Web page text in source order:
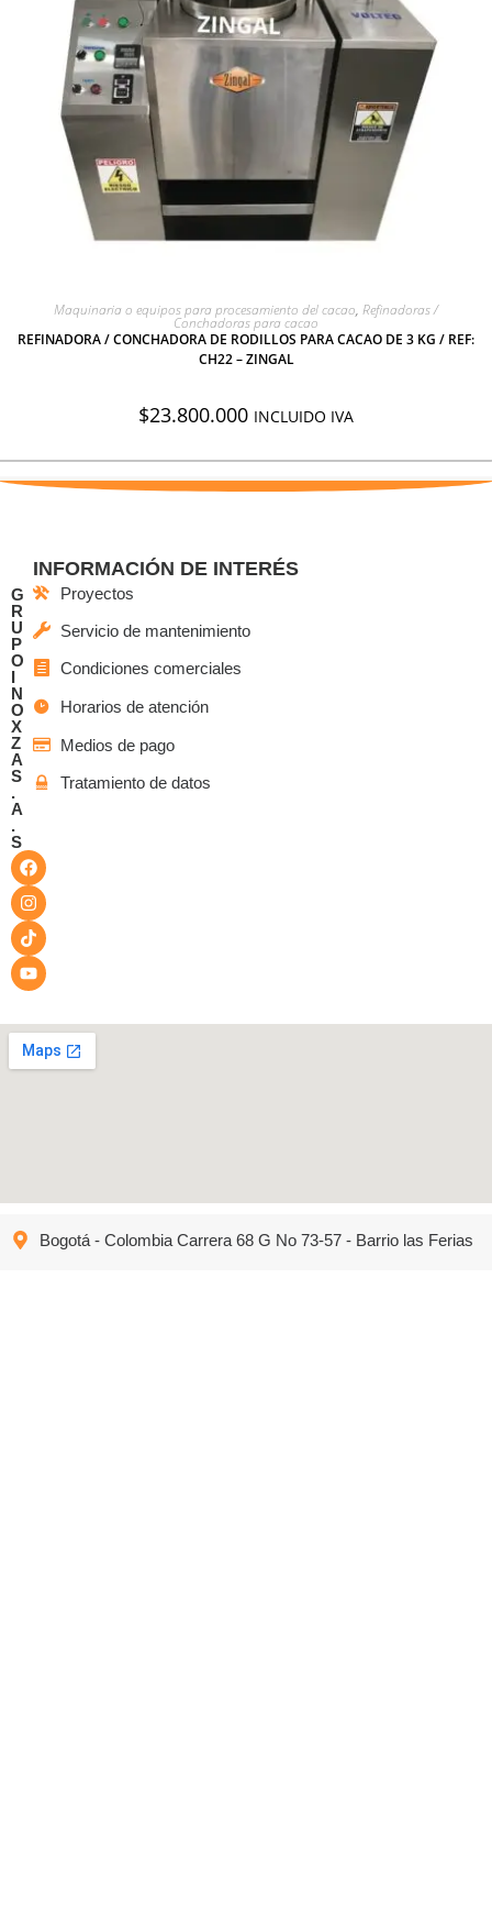
AGREGAR A COTIZACIÓN
Maquinaria o equipos para procesamiento del cacao, Refinadoras /
Conchadoras para cacao
REFINADORA / CONCHADORA DE RODILLOS PARA CACAO DE 3 KG / REF:
CH22 – ZINGAL
$23.800.000 INCLUIDO IVA
G
R
U
P
O
I
N
O
X
Z
A
S
.
A
.
S
INFORMACIÓN DE INTERÉS
Proyectos
Servicio de mantenimiento
Condiciones comerciales
Horarios de atención
Medios de pago
Tratamiento de datos
Bogotá - Colombia Carrera 68 G No 73-57 - Barrio las Ferias